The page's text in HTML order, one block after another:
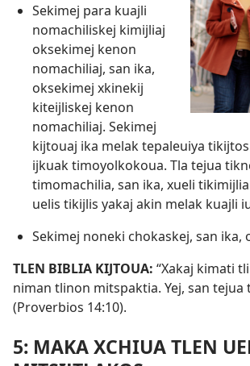
Sekimej para kuajli
nomachiliskej kimijliaj
oksekimej kenon
nomachiliaj, san ika,
oksekimej xkinekij
kiteijliskej kenon
nomachiliaj. Sekimej
kijtouaj ika melak tepaleuiya
ijkuak timoyolkokoua. Tla tejua
timomachilia, san ika, xueli
uelis tikijlis yakaj akin melak kuajli
Sekimej noneki chokaskej, san ika,
TLEN BIBLIA KIJTOUA: “Xakaj kimati
niman tlinon mitspaktia. Yej, san tejua
(Proverbios 14:10).
5: MAKA XCHIUA TLEN